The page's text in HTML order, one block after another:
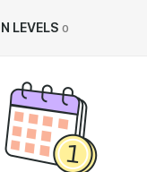
LEVELS 0